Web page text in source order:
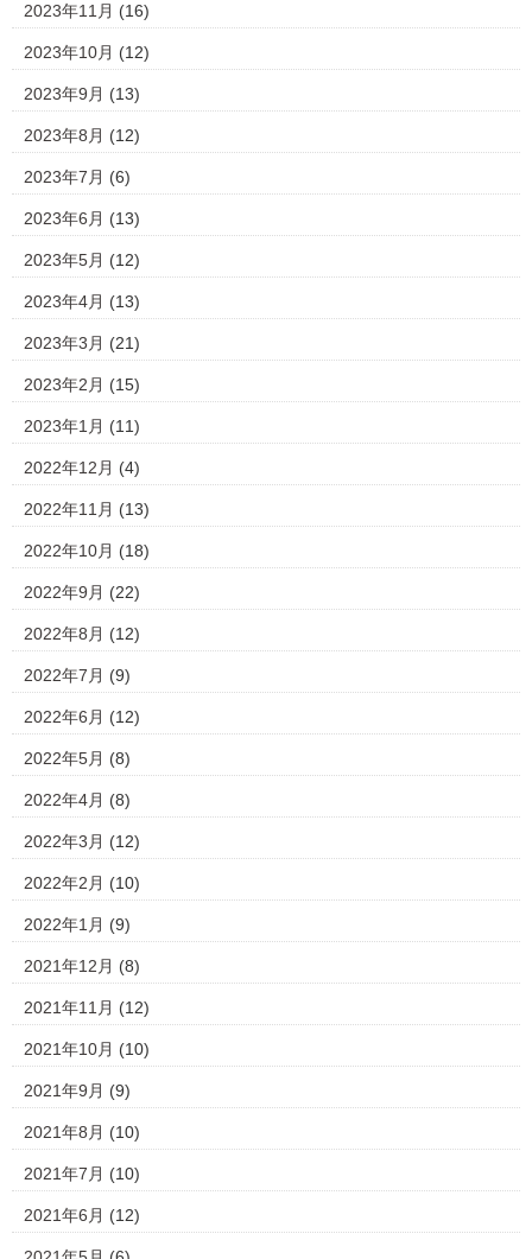
2023年11月 (16)
2023年10月 (12)
2023年9月 (13)
2023年8月 (12)
2023年7月 (6)
2023年6月 (13)
2023年5月 (12)
2023年4月 (13)
2023年3月 (21)
2023年2月 (15)
2023年1月 (11)
2022年12月 (4)
2022年11月 (13)
2022年10月 (18)
2022年9月 (22)
2022年8月 (12)
2022年7月 (9)
2022年6月 (12)
2022年5月 (8)
2022年4月 (8)
2022年3月 (12)
2022年2月 (10)
2022年1月 (9)
2021年12月 (8)
2021年11月 (12)
2021年10月 (10)
2021年9月 (9)
2021年8月 (10)
2021年7月 (10)
2021年6月 (12)